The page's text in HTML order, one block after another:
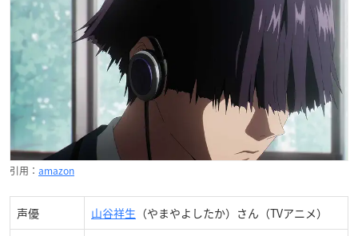
引用： amazon
声優 山谷祥生 （やまやよしたか）さん（TVアニメ）